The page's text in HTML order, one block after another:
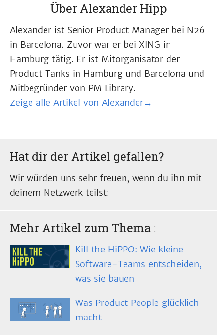
Über Alexander Hipp
Alexander ist Senior Product Manager bei N26
in Barcelona. Zuvor war er bei XING in
Hamburg tätig. Er ist Mitorganisator der
Product Tanks in Hamburg und Barcelona und
Mitbegründer von PM Library.
Zeige alle Artikel von Alexander→
Hat dir der Artikel gefallen?
Wir würden uns sehr freuen, wenn du ihn mit
deinem Netzwerk teilst:
Mehr Artikel zum Thema :
Kill the HiPPO: Wie kleine
Software-Teams entscheiden,
was sie bauen
Was Product People glücklich
macht